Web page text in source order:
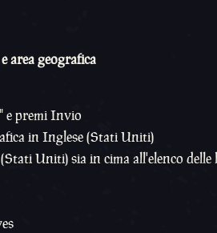
area geografica
e premi Invio
in Inglese (Stati Uniti)
Uniti) sia in cima all'elenco